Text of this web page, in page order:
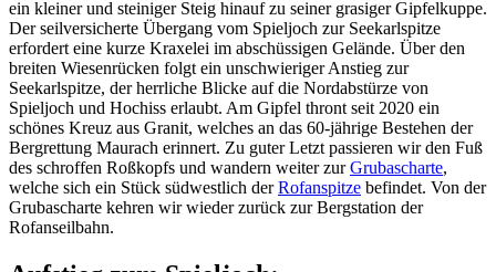
ein kleiner und steiniger Steig hinauf zu seiner grasiger Gipfelkuppe.
Der seilversicherte Übergang vom Spieljoch zur Seekarlspitze
erfordert eine kurze Kraxelei im abschüssigen Gelände. Über den
breiten Wiesenrücken folgt ein unschwieriger Anstieg zur
Seekarlspitze, der herrliche Blicke auf die Nordabstürze von
Spieljoch und Hochiss erlaubt. Am Gipfel thront seit 2020 ein
schönes Kreuz aus Granit, welches an das 60-jährige Bestehen der
Bergrettung Maurach erinnert. Zu guter Letzt passieren wir den Fuß
des schroffen Roßkopfs und wandern weiter zurGrubascharte,
welche sich ein Stück südwestlich derRofanspitze befindet. Von der
Grubascharte kehren wir wieder zurück zur Bergstation der
Rofanseilbahn.